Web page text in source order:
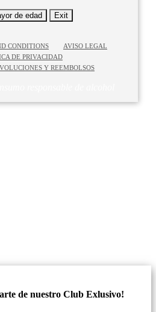
de edad Exit
CONDITIONS
AVISO LEGAL
DE PRIVACIDAD
Y REEMBOLSOS
es peligroso para la salud.
de nuestro Club Exlusivo!